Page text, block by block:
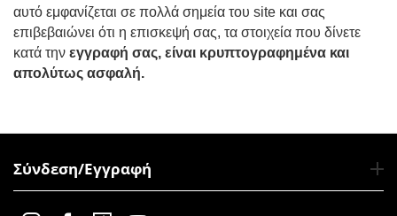
αυτό εμφανίζεται σε πολλά σημεία του site και σας
επιβεβαιώνει ότι η επισκεψή σας, τα στοιχεία που δίνετε
κατά την εγγραφή σας, είναι κρυπτογραφημένα και
απολύτως ασφαλή.
Σύνδεση/Εγγραφή